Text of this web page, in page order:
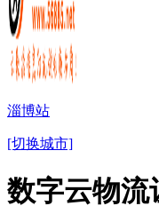
淄博站
[切换城市]
数字云物流